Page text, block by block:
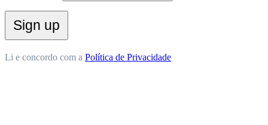
Li e concordo com a Política de Privacidade